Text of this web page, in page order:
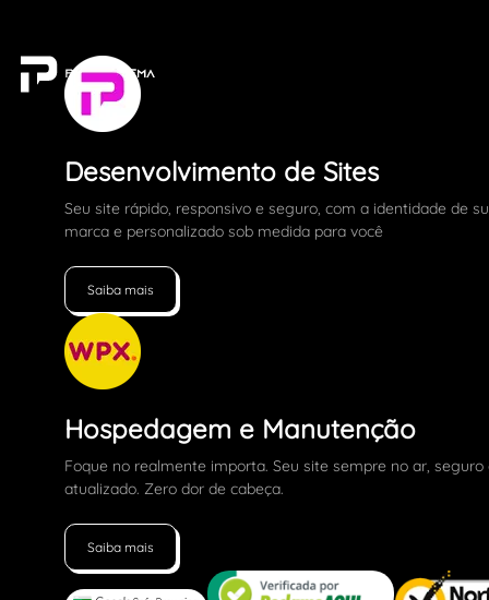
Desenvolvimento de Sites
Seu site rápido, responsivo e seguro, com a identidade de
marca e personalizado sob medida para você
Saiba mais
Hospedagem e Manutenção
Foque no realmente importa. Seu site sempre no ar, seguro
atualizado. Zero dor de cabeça.
Saiba mais